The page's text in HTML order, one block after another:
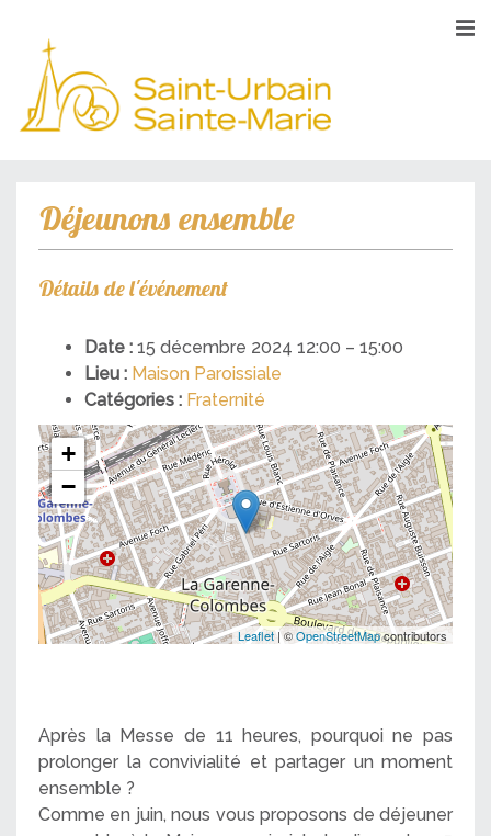
Déjeunons ensemble
Détails de l'événement
Date : 15 décembre 2024 12:00 – 15:00
Lieu : Maison Paroissiale
Catégories : Fraternité
+
−
Leaflet| ©OpenStreetMapcontributors
Après la Messe de 11 heures, pourquoi ne pas
prolonger la convivialité et partager un moment
ensemble ?
Comme en juin, nous vous proposons de déjeuner